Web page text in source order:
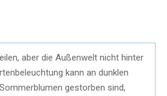
aber die Außenwelt nicht hinter
kann an dunklen
gestorben sind,